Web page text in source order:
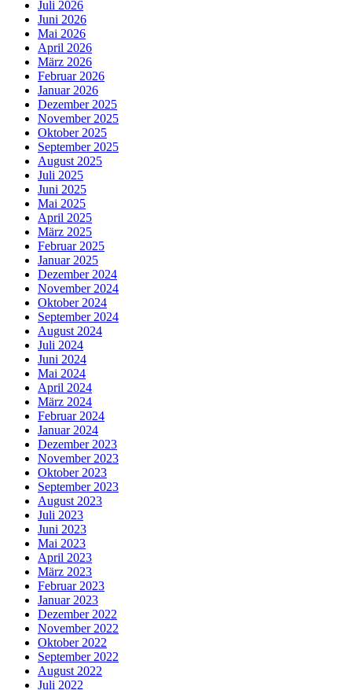
Juli 2026
Juni 2026
Mai 2026
April 2026
März 2026
Februar 2026
Januar 2026
Dezember 2025
November 2025
Oktober 2025
September 2025
August 2025
Juli 2025
Juni 2025
Mai 2025
April 2025
März 2025
Februar 2025
Januar 2025
Dezember 2024
November 2024
Oktober 2024
September 2024
August 2024
Juli 2024
Juni 2024
Mai 2024
April 2024
März 2024
Februar 2024
Januar 2024
Dezember 2023
November 2023
Oktober 2023
September 2023
August 2023
Juli 2023
Juni 2023
Mai 2023
April 2023
März 2023
Februar 2023
Januar 2023
Dezember 2022
November 2022
Oktober 2022
September 2022
August 2022
Juli 2022